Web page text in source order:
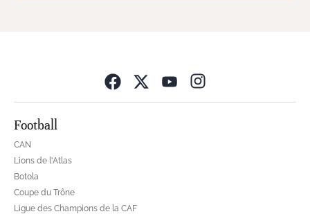
Football
CAN
Lions de l'Atlas
Botola
Coupe du Trône
Ligue des Champions de la CAF